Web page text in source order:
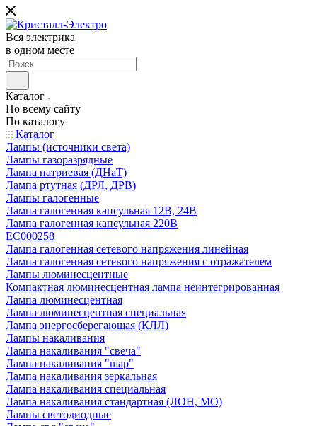
Вся электрика
в одном месте
Каталог
По всему сайту
По каталогу
Каталог
Лампы (источники света)
Лампы газоразрядные
Лампа натриевая (ДНаТ)
Лампа ртутная (ДРЛ, ДРВ)
Лампы галогенные
Лампа галогенная капсульная 12В, 24В
Лампа галогенная капсульная 220В
EC000258
Лампа галогенная сетевого напряжения линейная
Лампа галогенная сетевого напряжения с отражателем
Лампы люминесцентные
Компактная люминесцентная лампа неинтегрированная
Лампа люминесцентная
Лампа люминесцентная специальная
Лампа энергосберегающая (КЛЛ)
Лампы накаливания
Лампа накаливания "свеча"
Лампа накаливания "шар"
Лампа накаливания зеркальная
Лампа накаливания специальная
Лампа накаливания стандартная (ЛОН, МО)
Лампы светодиодные